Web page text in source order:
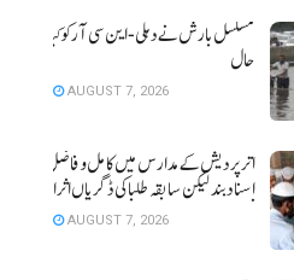
مسلسل بارش نے دہلی-این سی آر کو کیا بے
حال
AUGUST 7, 2026
اتر پردیش کےمدارس میں کامل و فاضل کی
اسناد بند لیکن سابقہ طلبا کی ڈگریا ں اثرانداز
AUGUST 7, 2026